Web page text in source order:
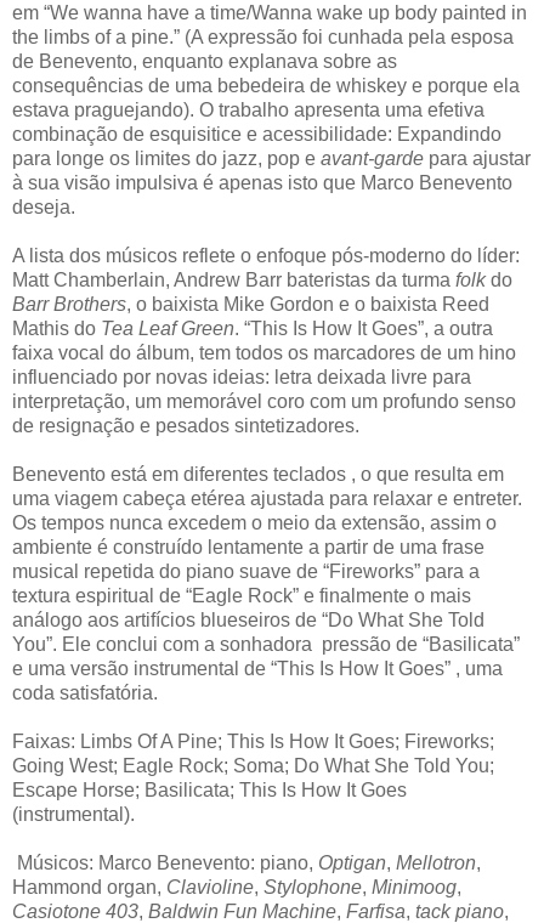
em “We wanna have a time/Wanna wake up body painted in
the limbs of a pine.” (A expressão foi cunhada pela esposa
de Benevento, enquanto explanava sobre as
consequências de uma bebedeira de whiskey e porque ela
estava praguejando). O trabalho apresenta uma efetiva
combinação de esquisitice e acessibilidade: Expandindo
para longe os limites do jazz, pop e avant-garde para ajustar
à sua visão impulsiva é apenas isto que Marco Benevento
deseja.
A lista dos músicos reflete o enfoque pós-moderno do líder:
Matt Chamberlain, Andrew Barr bateristas da turma folkdo
Barr Brothers, o baixista Mike Gordon e o baixista Reed
Mathis do Tea Leaf Green. “This Is How It Goes”, a outra
faixa vocal do álbum, tem todos os marcadores de um hino
influenciado por novas ideias: letra deixada livre para
interpretação, um memorável coro com um profundo senso
de resignação e pesados sintetizadores.
Benevento está em diferentes teclados , o que resulta em
uma viagem cabeça etérea ajustada para relaxar e entreter.
Os tempos nunca excedem o meio da extensão, assim o
ambiente é construído lentamente a partir de uma frase
musical repetida do piano suave de “Fireworks” para a
textura espiritual de “Eagle Rock” e finalmente o mais
análogo aos artifícios blueseiros de “Do What She Told
You”. Ele conclui com a sonhadora pressão de “Basilicata”
e uma versão instrumental de “This Is How It Goes” , uma
coda satisfatória.
Faixas: Limbs Of A Pine; This Is How It Goes; Fireworks;
Going West; Eagle Rock; Soma; Do What She Told You;
Escape Horse; Basilicata; This Is How It Goes
(instrumental).
Músicos: Marco Benevento: piano, Optigan, Mellotron,
Hammond organ, Clavioline, Stylophone, Minimoog,
Casiotone 403, Baldwin Fun Machine, Farfisa, tack piano,